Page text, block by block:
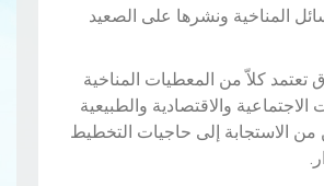
المناخية ونشرها على الصعيد
كلاّ من المعطيات المناخية
الاجتماعية والاقتصادية والطبيعية
من الاستجابة إلى حاجيات التخطيط